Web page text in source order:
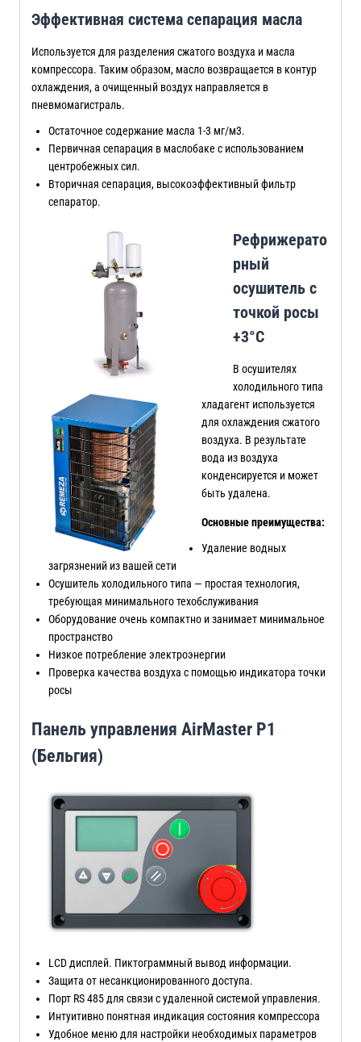
Эффективная система сепарация масла
Используется для разделения сжатого воздуха и масла
компрессора. Таким образом, масло возвращается в контур
охлаждения, а очищенный воздух направляется в
пневмомагистраль.
Остаточное содержание масла 1-3 мг/м3.
Первичная сепарация в маслобаке с использованием
центробежных сил.
Вторичная сепарация, высокоэффективный фильтр
сепаратор.
Рефрижерато
рный
осушитель с
точкой росы
+3°C
В осушителях
холодильного типа
хладагент используется
для охлаждения сжатого
воздуха. В результате
вода из воздуха
конденсируется и может
быть удалена.
Основные преимущества:
Удаление водных
загрязнений из вашей сети
Осушитель холодильного типа — простая технология,
требующая минимального техобслуживания
Оборудование очень компактно и занимает минимальное
пространство
Низкое потребление электроэнергии
Проверка качества воздуха с помощью индикатора точки
росы
Панель управления AirMaster Р1
(Бельгия)
LCD дисплей. Пиктограммный вывод информации.
Защита от несанкционированного доступа.
Порт RS 485 для связи с удаленной системой управления.
Интуитивно понятная индикация состояния компрессора
Удобное меню для настройки необходимых параметров